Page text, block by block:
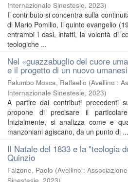
Internazionale Sinestesie, 2023)
Il contributo si concentra sulla
di Mario Pomilio, Il quinto evangelio
entrambi i casi, infatti, la volontà di
teologiche ...
Nel «guazzabuglio del cuore
e il progetto di un nuovo
Palumbo Mosca, Raffaello (Avellino :
Internazionale Sinestesie, 2023)
A partire dai contributi precedenti
propone di precisare il
Inizialmente, si analizza come e
manzoniani agiscano, da un punto di ...
Il Natale del 1833 e la "teologia
Quinzio
Falzone, Paolo (Avellino :